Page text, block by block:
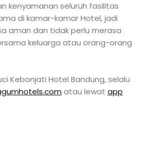
kenyamanan seluruh fasilitas
di kamar-kamar Hotel, jadi
aman dan tidak perlu merasa
keluarga atau orang-orang
Kebonjati Hotel Bandung, selalu
atau lewat app